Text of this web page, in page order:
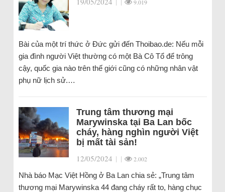
9.019
Bài của một trí thức ở Đức gửi đến Thoibao.de: Nếu mỗi
gia đình người Việt thường có một Bà Cô Tổ để trông
cậy, quốc gia nào trên thế giới cũng có những nhân vật
phụ nữ lịch sử.…
Trung tâm thương mại
Marywinska tại Ba Lan bốc
cháy, hàng nghìn người Việt
bị mất tài sản!
12/05/2024 | | 2.002
Nhà báo Mạc Việt Hồng ở Ba Lan chia sẻ: „Trung tâm
thương mại Marywinska 44 đang cháy rất to, hàng chục